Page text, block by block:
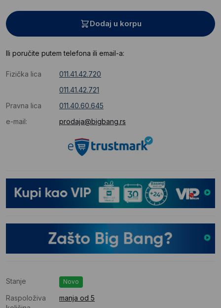
Dodaj u korpu
Ili poručite putem telefona ili email-a:
Fizička lica
011.41.42.720
011.41.42.721
Pravna lica
011.40.60.645
e-mail:
prodaja@bigbang.rs
Stanje Novo
Raspoloživa
manja od 5